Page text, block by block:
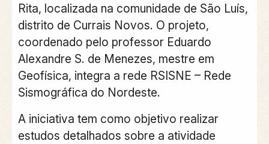
Rita, localizada na comunidade de São Luís,
distrito de Currais Novos. O projeto,
coordenado pelo professor Eduardo
Alexandre S. de Menezes, mestre em
Geofísica, integra a rede RSISNE – Rede
Sismográfica do Nordeste.
A iniciativa tem como objetivo realizar
estudos detalhados sobre a atividade